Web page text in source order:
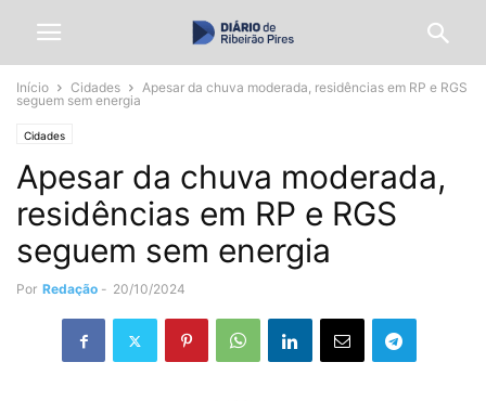
Início Cidades
Apesar da chuva moderada, residências em RP e RGS
seguem sem energia
Cidades
Apesar da chuva moderada,
residências em RP e RGS
seguem sem energia
Por Redação - 20/10/2024